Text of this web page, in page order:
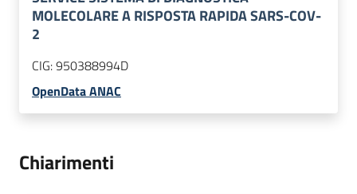
MOLECOLARE A RISPOSTA RAPIDA SARS-COV-
2
CIG:950388994D
OpenData ANAC
Chiarimenti